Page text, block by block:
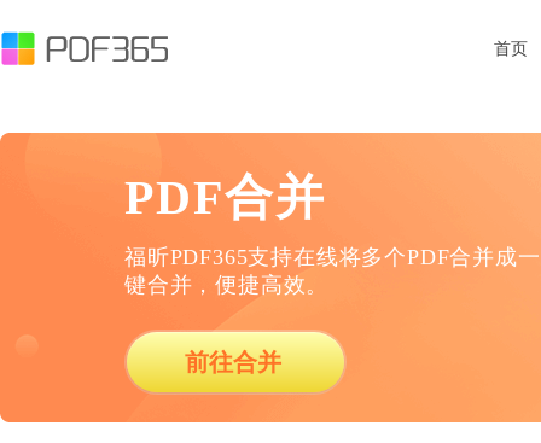
首页
PDF合并
福昕PDF365支持在线将多个PDF合并成
键合并，便捷高效。
前往合并